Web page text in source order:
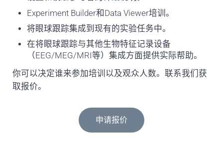
Experiment Builder和Data Viewer培训。
将眼球跟踪集成到现有的实验任务中。
在将眼球跟踪与其他生物特征记录设备
（EEG/MEG/MRI等）集成方面提供实际帮助。
你可以决定谁来参加培训以及观众人数。联系我们获
取报价。
申请报价